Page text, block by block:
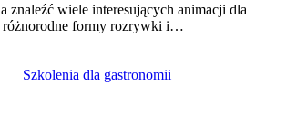
znaleźć wiele interesujących animacji dla
różnorodne formy rozrywki i…
Szkolenia dla gastronomii